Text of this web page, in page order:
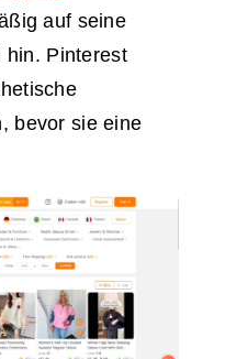
auf seine
hin. Pinterest
bevor sie eine